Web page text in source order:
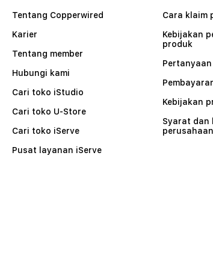
Tentang Copperwired
Karier
Tentang member
Hubungi kami
Cari toko iStudio
Cari toko U-Store
Cari toko iServe
Pusat layanan iServe
Cara klaim
Kebijakan
produk
Pertanyaan
Kebijakan
Syarat dan
perusahaan